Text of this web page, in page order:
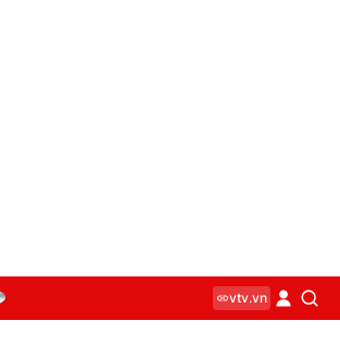
vtv.vn